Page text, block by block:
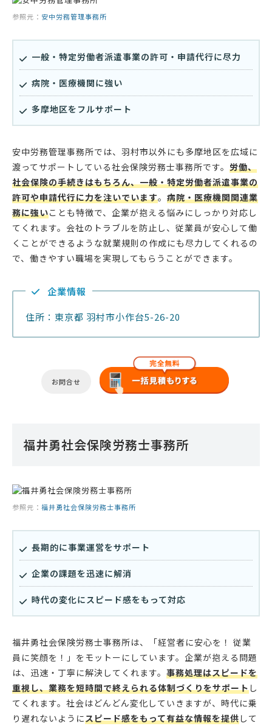
参照元： 安中労務管理事務所
一般・特定労働者派遣事業の許可・申請代行に尽力
病院・医療機関に強い
多摩地区をフルサポート
安中労務管理事務所では、羽村市以外にも多摩地区を広域に
渡ってサポートしている社会保険労務士事務所です。 労働、
社会保険の手続きはもちろん、一般・特定労働者派遣事業の
許可や申請代行に力を注いでいます。 病院・医療機関関連業
務に強いことも特徴で、企業が抱える悩みにしっかり対応し
てくれます。会社のトラブルを防止し、従業員が安心して働
くことができるような就業規則の作成にも尽力してくれるの
で、働きやすい職場を実現してもらうことができます。
企業情報
住所：東京都 羽村市小作台5-26-20
お問合せ
福井勇社会保険労務士事務所
参照元： 福井勇社会保険労務士事務所
長期的に事業運営をサポート
企業の課題を迅速に解消
時代の変化にスピード感をもって対応
福井勇社会保険労務士事務所は、「経営者に安心を！ 従業
員に笑顔を！」をモットーにしています。企業が抱える問題
は、迅速・丁寧に解決してくれます。 事務処理はスピードを
重視し、業務を短時間で終えられる体制づくりをサポートし
てくれます。社会はどんどん変化していきますが、時代に乗
り遅れないようにスピード感をもって有益な情報を提供して